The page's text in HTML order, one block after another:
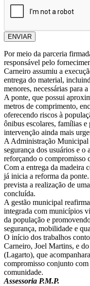
ENVIAR
Por meio da parceria
responsável pelo
Carneiro assumiu a
entrega do material,
menores, necessárias para
A ponte, que possui
metros de comprimento,
oferecendo riscos à
ônibus escolares, famílias
intervenção ainda mais
A Administração Municipal
segurança dos usuários e o
reforçando o compromisso
Com a entrega da madeira
já inicia a reforma da
prevista a realização de
concluída.
A gestão municipal
integrada com municípios
da população e
segurança, mobilidade e
O início dos trabalhos
Carneiro, Joel Martins, e
(Lagarto), que
compromisso conjunto com
comunidade.
Assessoria P.M.P.